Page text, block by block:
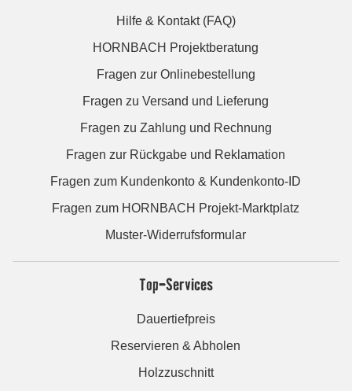
Hilfe & Kontakt (FAQ)
HORNBACH Projektberatung
Fragen zur Onlinebestellung
Fragen zu Versand und Lieferung
Fragen zu Zahlung und Rechnung
Fragen zur Rückgabe und Reklamation
Fragen zum Kundenkonto & Kundenkonto-ID
Fragen zum HORNBACH Projekt-Marktplatz
Muster-Widerrufsformular
Top-Services
Dauertiefpreis
Reservieren & Abholen
Holzzuschnitt